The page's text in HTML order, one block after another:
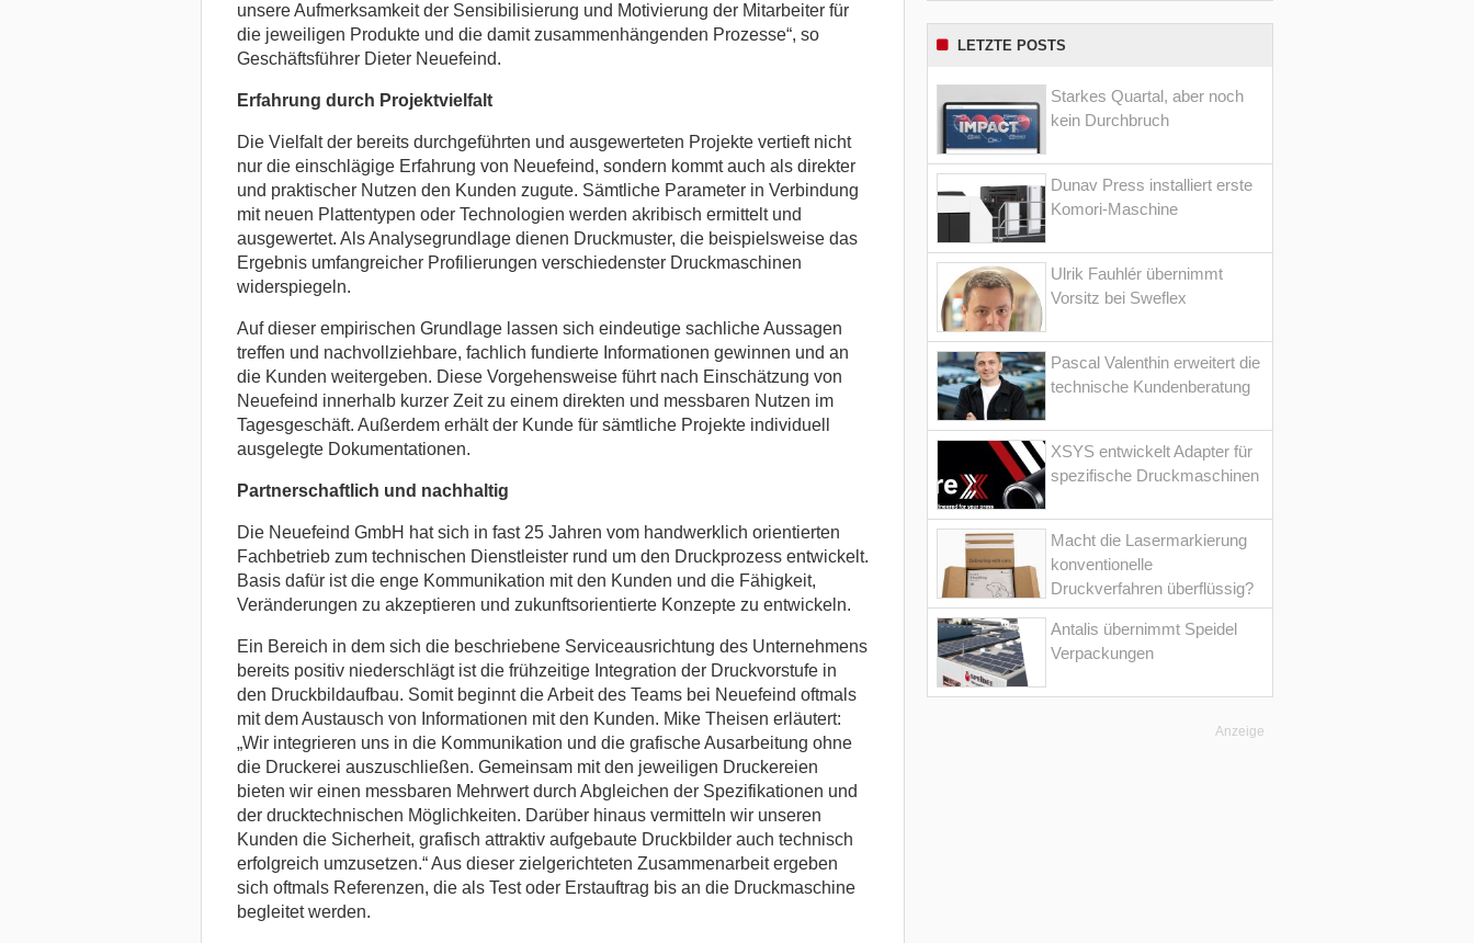
unsere Aufmerksamkeit der Sensibilisierung und Motivierung der Mitarbeiter für
die jeweiligen Produkte und die damit zusammenhängenden Prozesse“, so
Geschäftsführer Dieter Neuefeind.
Erfahrung durch Projektvielfalt
Die Vielfalt der bereits durchgeführten und ausgewerteten Projekte vertieft nicht
nur die einschlägige Erfahrung von Neuefeind, sondern kommt auch als direkter
und praktischer Nutzen den Kunden zugute. Sämtliche Parameter in Verbindung
mit neuen Plattentypen oder Technologien werden akribisch ermittelt und
ausgewertet. Als Analysegrundlage dienen Druckmuster, die beispielsweise das
Ergebnis umfangreicher Profilierungen verschiedenster Druckmaschinen
widerspiegeln.
Auf dieser empirischen Grundlage lassen sich eindeutige sachliche Aussagen
treffen und nachvollziehbare, fachlich fundierte Informationen gewinnen und an
die Kunden weitergeben. Diese Vorgehensweise führt nach Einschätzung von
Neuefeind innerhalb kurzer Zeit zu einem direkten und messbaren Nutzen im
Tagesgeschäft. Außerdem erhält der Kunde für sämtliche Projekte individuell
ausgelegte Dokumentationen.
Partnerschaftlich und nachhaltig
Die Neuefeind GmbH hat sich in fast 25 Jahren vom handwerklich orientierten
Fachbetrieb zum technischen Dienstleister rund um den Druckprozess entwickelt.
Basis dafür ist die enge Kommunikation mit den Kunden und die Fähigkeit,
Veränderungen zu akzeptieren und zukunftsorientierte Konzepte zu entwickeln.
Ein Bereich in dem sich die beschriebene Serviceausrichtung des Unternehmens
bereits positiv niederschlägt ist die frühzeitige Integration der Druckvorstufe in
den Druckbildaufbau. Somit beginnt die Arbeit des Teams bei Neuefeind oftmals
mit dem Austausch von Informationen mit den Kunden. Mike Theisen erläutert:
„Wir integrieren uns in die Kommunikation und die grafische Ausarbeitung ohne
die Druckerei auszuschließen. Gemeinsam mit den jeweiligen Druckereien
bieten wir einen messbaren Mehrwert durch Abgleichen der Spezifikationen und
der drucktechnischen Möglichkeiten. Darüber hinaus vermitteln wir unseren
Kunden die Sicherheit, grafisch attraktiv aufgebaute Druckbilder auch technisch
erfolgreich umzusetzen.“ Aus dieser zielgerichteten Zusammenarbeit ergeben
sich oftmals Referenzen, die als Test oder Erstauftrag bis an die Druckmaschine
begleitet werden.
LETZTE POSTS
Starkes Quartal, aber noch
kein Durchbruch
Dunav Press installiert erste
Komori-Maschine
Ulrik Fauhlér übernimmt
Vorsitz bei Sweflex
Pascal Valenthin erweitert die
technische Kundenberatung
XSYS entwickelt Adapter für
spezifische Druckmaschinen
Macht die Lasermarkierung
konventionelle
Druckverfahren überflüssig?
Antalis übernimmt Speidel
Verpackungen
Anzeige